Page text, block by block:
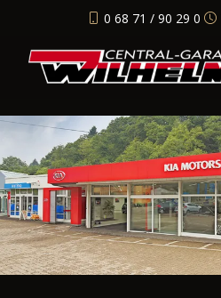
0 68 71 / 90 29 0